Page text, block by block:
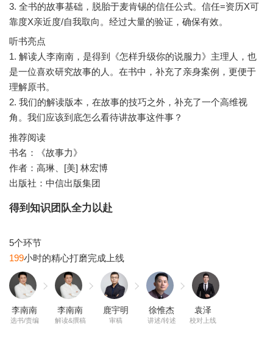
3. 全书的故事基础，脱胎于麦肯锡的信任公式。信任=资历X可
听书亮点
1. 解读人李南南，是得到《怎样升级你的说服力》主理人，也
是一位喜欢研究故事的人。在书中，补充了亲身案例，更便于
理解原书。
2. 我们的解读版本，在故事的技巧之外，补充了一个高维视
推荐阅读
书名：《故事力》
作者：高琳、[美] 林宏博
出版社：中信出版集团
得到知识团队全力以赴
199
李南南
选书/责编
李南南
解读&撰稿
鹿宇明
审稿
徐惟杰
讲述/转述
袁泽
校对上线